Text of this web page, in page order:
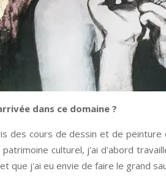
dans ce domaine ?
des cours de dessin et de
culturel, j'ai d'abord
que j'ai eu envie de faire le grand